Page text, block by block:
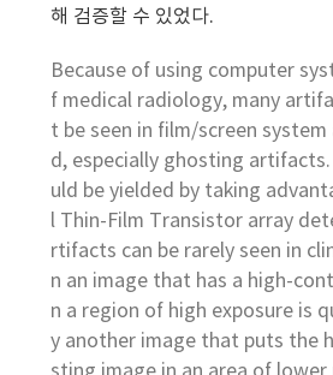
해 검증할 수 있었다.
Because of using computer
f medical radiology, many
t be seen in film/screen
d, especially ghosting
uld be yielded by taking
l Thin-Film Transistor array
rtifacts can be rarely seen in
n an image that has a high-
n a region of high exposure is
y another image that puts the